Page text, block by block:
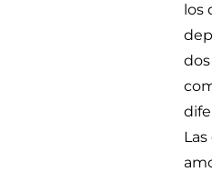
los